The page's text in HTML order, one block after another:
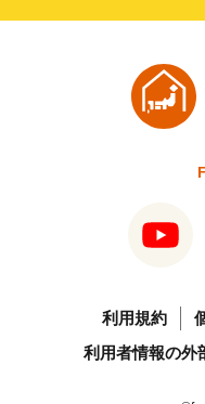
利用規約
利用者情報の外